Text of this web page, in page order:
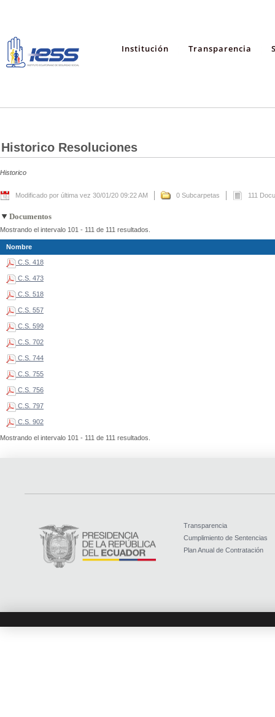
Institución Transparencia
Historico Resoluciones
Historico
Modificado por última vez 30/01/20 09:22 AM 0 Subcarpetas 111
Documentos
Mostrando el intervalo 101 - 111 de 111 resultados.
Nombre
C.S. 418
C.S. 473
C.S. 518
C.S. 557
C.S. 599
C.S. 702
C.S. 744
C.S. 755
C.S. 756
C.S. 797
C.S. 902
Mostrando el intervalo 101 - 111 de 111 resultados.
Transparencia
Cumplimiento de Sentencias
Plan Anual de Contratación